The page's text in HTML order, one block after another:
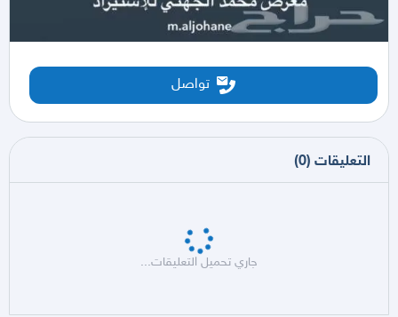
تواصل
التعليقات (
0
)
جاري تحميل التعليقات...